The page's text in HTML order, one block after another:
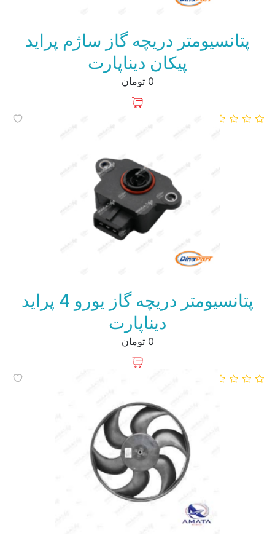
پتانسیومتر دریچه گاز ساژم پراید
پیکان دیناپارت
0 تومان
پتانسیومتر دریچه گاز یورو 4 پراید
دیناپارت
0 تومان